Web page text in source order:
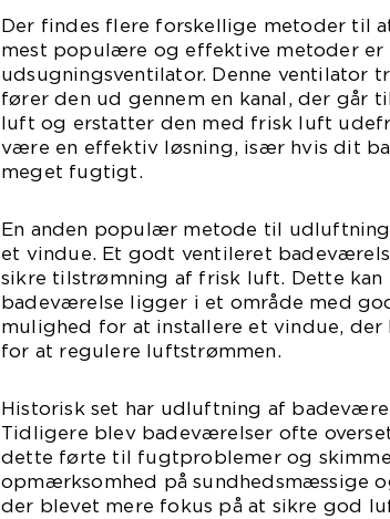
Der findes flere forskellige metoder til
mest populære og effektive metoder er
udsugningsventilator. Denne
fører den ud gennem en kanal, der
luft og erstatter den med frisk luft
være en effektiv løsning, især hvis dit
meget fugtigt.
En anden populær metode til
et vindue. Et godt ventileret
sikre tilstrømning af frisk luft. Dette
badeværelse ligger i et område med
mulighed for at installere et vindue, der
for at regulere luftstrømmen.
Historisk set har udluftning af
Tidligere blev badeværelser ofte
dette førte til fugtproblemer og
opmærksomhed på sundhedsmæssige
der blevet mere fokus på at sikre god